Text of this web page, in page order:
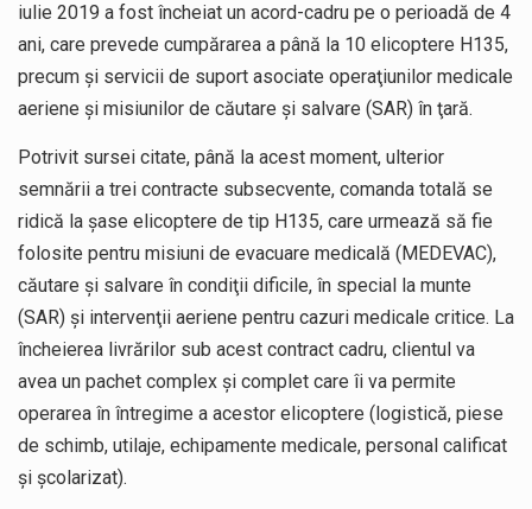
iulie 2019 a fost încheiat un acord-cadru pe o perioadă de 4
ani, care prevede cumpărarea a până la 10 elicoptere H135,
precum şi servicii de suport asociate operaţiunilor medicale
aeriene şi misiunilor de căutare şi salvare (SAR) în ţară.
Potrivit sursei citate, până la acest moment, ulterior
semnării a trei contracte subsecvente, comanda totală se
ridică la şase elicoptere de tip H135, care urmează să fie
folosite pentru misiuni de evacuare medicală (MEDEVAC),
căutare şi salvare în condiţii dificile, în special la munte
(SAR) şi intervenţii aeriene pentru cazuri medicale critice. La
încheierea livrărilor sub acest contract cadru, clientul va
avea un pachet complex şi complet care îi va permite
operarea în întregime a acestor elicoptere (logistică, piese
de schimb, utilaje, echipamente medicale, personal calificat
şi şcolarizat).